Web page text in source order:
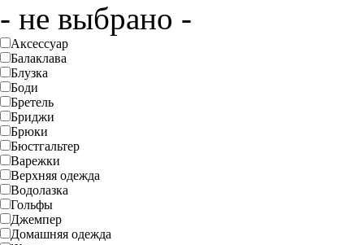
- не выбрано -
Аксессуар
Балаклава
Блузка
Боди
Бретель
Бриджи
Брюки
Бюстгальтер
Варежки
Верхняя одежда
Водолазка
Гольфы
Джемпер
Домашняя одежда